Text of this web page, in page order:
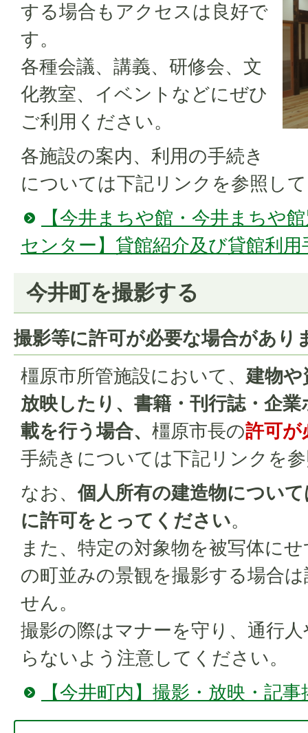
する場合もアクセスは良好で
す。
各種会議、講義、研修会、文
化教室、イベントなどにぜひ
ご利用ください。
各施設の案内、利用の手続き
については下記リンクを参照し
【今井まちや館・今井まちや
センター】貸館紹介及び貸館利用
今井町を撮影する
撮影等に許可が必要な場合があり
橿原市所管施設において、 建物
放映したり、書籍・刊行誌・企
載を行う場合、 橿原市長の許可が
手続きについては下記リンクを
なお、個人所有の建造物につい
に許可をとってください。
また、特定の対象物を被写体に
の町並みの景観を撮影する場合
せん。
撮影の際はマナーを守り、通行
らないよう注意してください。
【今井町内】撮影・放映・記